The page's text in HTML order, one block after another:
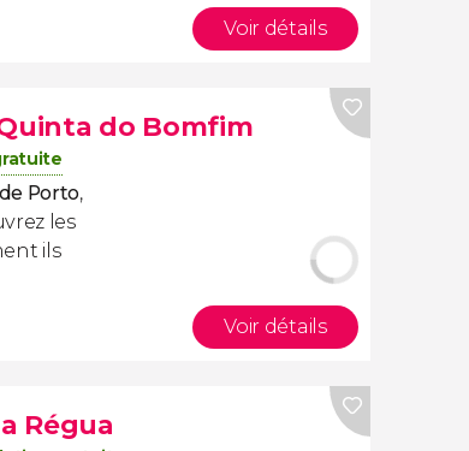
Voir détails
do Bomfim
Porto,
les
ils
Voir détails
Régua